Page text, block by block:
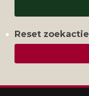
Reset zoekactie